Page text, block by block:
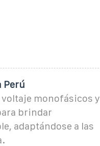
Perú
monofásicos y
brindar
adaptándose a las